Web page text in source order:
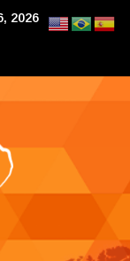
2026